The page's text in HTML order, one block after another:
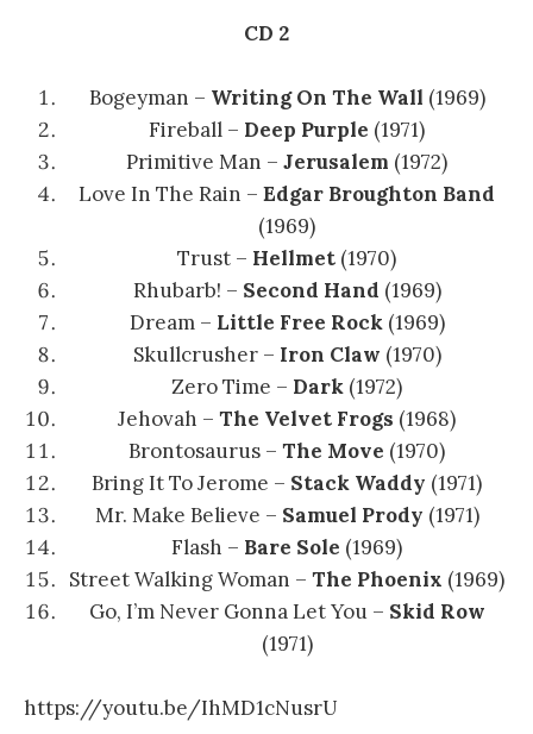
CD 2
Bogeyman – Writing On The Wall (1969)
Fireball – Deep Purple (1971)
Primitive Man – Jerusalem (1972)
Love In The Rain – Edgar Broughton Band
(1969)
Trust – Hellmet (1970)
Rhubarb! – Second Hand (1969)
Dream – Little Free Rock (1969)
Skullcrusher – Iron Claw (1970)
Zero Time – Dark (1972)
Jehovah – The Velvet Frogs (1968)
Brontosaurus – The Move (1970)
Bring It To Jerome – Stack Waddy (1971)
Mr. Make Believe – Samuel Prody (1971)
Flash – Bare Sole (1969)
Street Walking Woman – The Phoenix (1969)
Go, I’m Never Gonna Let You – Skid Row
(1971)
https://youtu.be/IhMD1cNusrU